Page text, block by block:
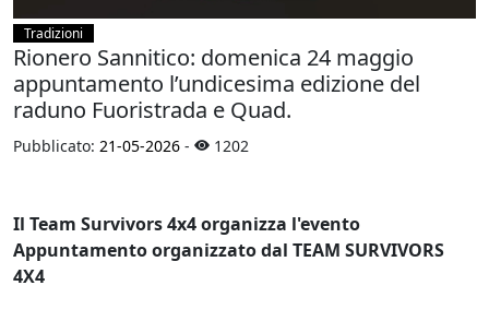
Tradizioni
Rionero Sannitico: domenica 24 maggio
appuntamento l’undicesima edizione del
raduno Fuoristrada e Quad.
Pubblicato: 21-05-2026 - 1202
Il Team Survivors 4x4 organizza l'evento
Appuntamento organizzato dal TEAM SURVIVORS
4X4